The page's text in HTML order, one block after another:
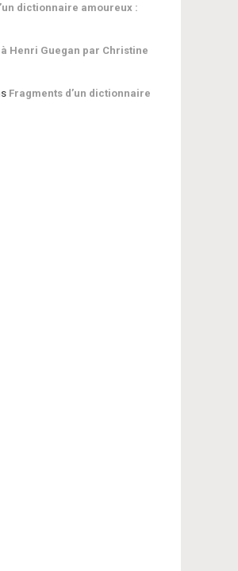
dictionnaire amoureux :
Henri Guegan par Christine
Fragments d’un dictionnaire